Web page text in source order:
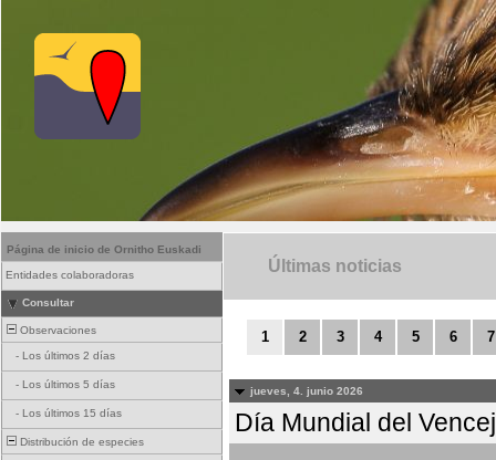
Página de inicio de Ornitho Euskadi
Entidades colaboradoras
Consultar
Observaciones
- Los últimos 2 días
- Los últimos 5 días
- Los últimos 15 días
Distribución de especies
Últimas noticias
1 2 3 4 5 6 7
jueves, 4. junio 2026
Día Mundial del